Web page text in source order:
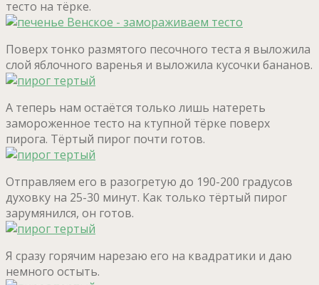
тесто на тёрке.
Поверх тонко размятого песочного теста я выложила
слой яблочного варенья и выложила кусочки бананов.
А теперь нам остаётся только лишь натереть
замороженное тесто на ктупной тёрке поверх
пирога. Тёртый пирог почти готов.
Отправляем его в разогретую до 190-200 градусов
духовку на 25-30 минут. Как только тёртый пирог
зарумянился, он готов.
Я сразу горячим нарезаю его на квадратики и даю
немного остыть.